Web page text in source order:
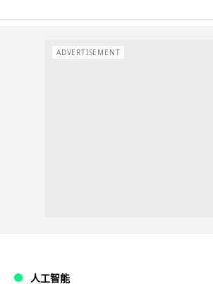
ADVERTISEMENT
人工智能